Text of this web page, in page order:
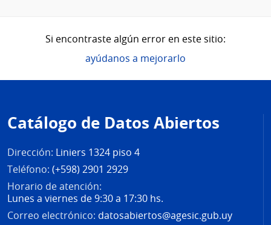
Si encontraste algún error en este sitio:
ayúdanos a mejorarlo
de
página
Catálogo de Datos Abiertos
Dirección: Liniers 1324 piso 4
Teléfono: (+598) 2901 2929
Horario de atención:
Lunes a viernes de 9:30 a 17:30 hs.
Correo electrónico: datosabiertos@agesic.gub.uy